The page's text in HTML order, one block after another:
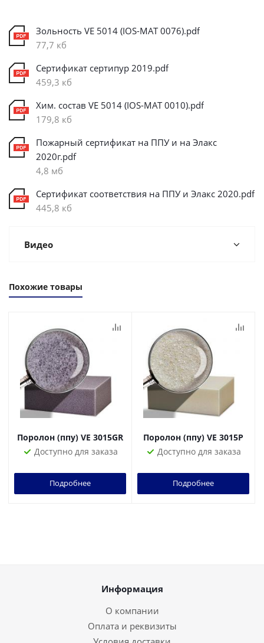
Зольность VE 5014 (IOS-MAT 0076).pdf
77,7 кб
Сертификат сертипур 2019.pdf
459,3 кб
Хим. состав VE 5014 (IOS-MAT 0010).pdf
179,8 кб
Пожарный сертификат на ППУ и на Элакс
2020г.pdf
4,8 мб
Сертификат соответствия на ППУ и Элакс 2020.pdf
445,8 кб
Видео
Похожие товары
Поролон (ппу) VE 3015GR
Доступно для заказа
Подробнее
Поролон (ппу) VE 3015P
Доступно для заказа
Подробнее
Информация
О компании
Оплата и реквизиты